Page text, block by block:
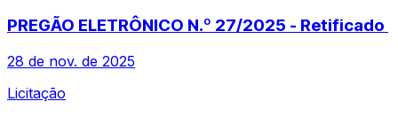
PREGÃO ELETRÔNICO N.º 27/2025 - Retificado
28 de nov. de 2025
Licitação